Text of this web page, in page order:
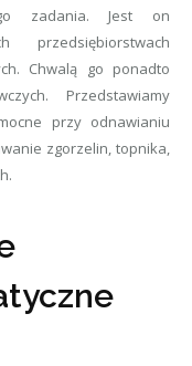
zadania. Jest on
Chwalą go ponadto
Przedstawiamy
przy odnawianiu
zgorzelin, topnika,